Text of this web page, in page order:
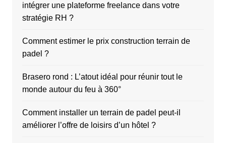
intégrer une plateforme freelance dans votre
stratégie RH ?
Comment estimer le prix construction terrain de
padel ?
Brasero rond : L’atout idéal pour réunir tout le
monde autour du feu à 360°
Comment installer un terrain de padel peut-il
améliorer l’offre de loisirs d’un hôtel ?